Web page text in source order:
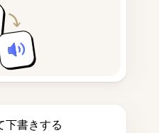
下書きする